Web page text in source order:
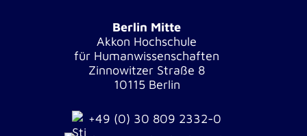
Berlin Mitte
Akkon Hochschule
für Humanwissenschaften
Zinnowitzer Straße 8
10115 Berlin
+49 (0) 30 809 2332-0